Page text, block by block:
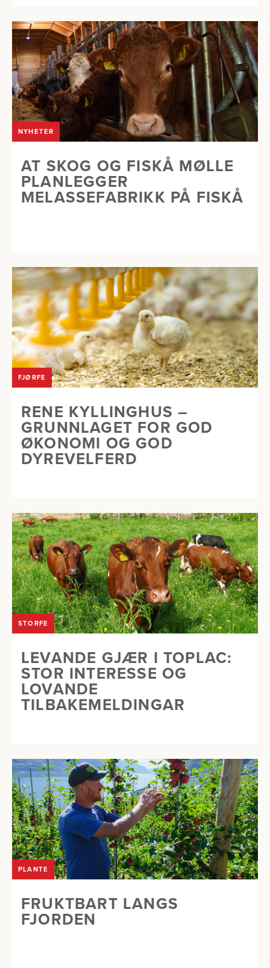
NYHETER
AT SKOG OG FISKÅ MØLLE
PLANLEGGER
MELASSEFABRIKK PÅ FISKÅ
FJØRFE
RENE KYLLINGHUS –
GRUNNLAGET FOR GOD
ØKONOMI OG GOD
DYREVELFERD
STORFE
LEVANDE GJÆR I TOPLAC:
STOR INTERESSE OG
LOVANDE
TILBAKEMELDINGAR
PLANTE
FRUKTBART LANGS
FJORDEN